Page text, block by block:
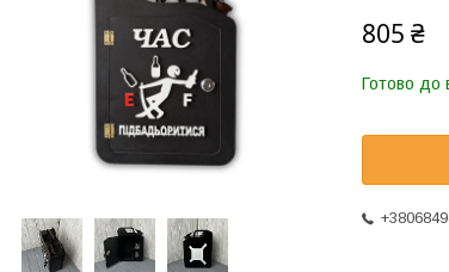
805 ₴
Готово до